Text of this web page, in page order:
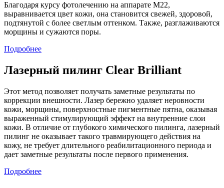
Благодаря курсу фотолечению на аппарате М22,
выравнивается цвет кожи, она становится свежей, здоровой,
подтянутой с более светлым оттенком. Также, разглаживаются
морщины и сужаются поры.
Подробнее
Лазерный пилинг Clear Brilliant
Этот метод позволяет получать заметные результаты по
коррекции внешности. Лазер бережно удаляет неровности
кожи, морщины, поверхностные пигментные пятна, оказывая
выраженный стимулирующий эффект на внутренние слои
кожи. В отличие от глубокого химического пилинга, лазерный
пилинг не оказывает такого травмирующего действия на
кожу, не требует длительного реабилитационного периода и
дает заметные результаты после первого применения.
Подробнее